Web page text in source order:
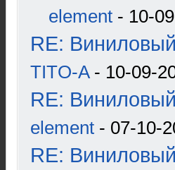
element - 10-
RE:
TITO-A- 10-09-
RE:
element - 07-10-
RE: